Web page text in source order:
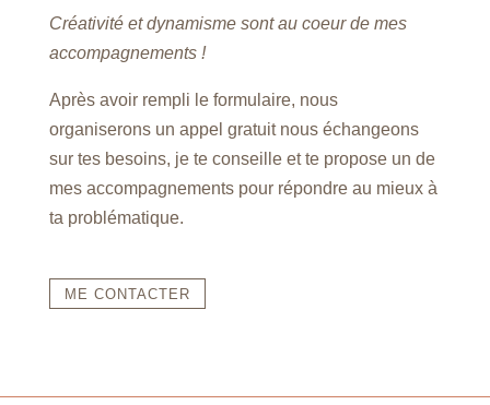
Créativité et dynamisme sont au coeur de mes
accompagnements !
Après avoir rempli le formulaire, nous
organiserons un appel gratuit nous échangeons
sur tes besoins, je te conseille et te propose un de
mes accompagnements pour répondre au mieux à
ta problématique.
ME CONTACTER